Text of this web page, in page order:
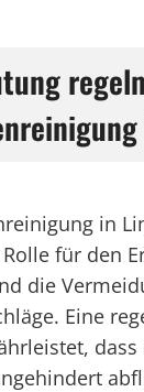
in
für den
die
Eine
dass